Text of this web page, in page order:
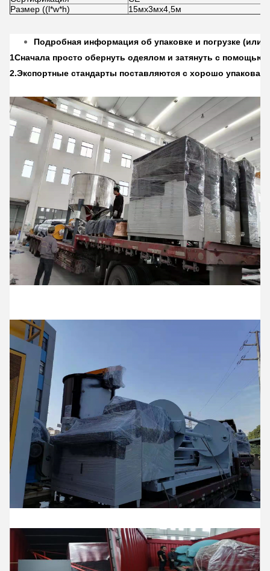
Размер ((l*w*h)
15мх3мх4,5м
Подробная информация об упаковке и погрузке (или
1Сначала просто обернуть одеялом и затянуть с помощью
2.Экспортные стандарты поставляются с хорошо